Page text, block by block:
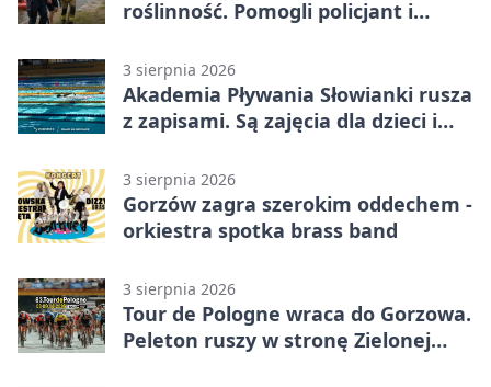
roślinność. Pomogli policjant i
3 sierpnia 2026
Akademia Pływania Słowianki rusza
z zapisami. Są zajęcia dla dzieci i
3 sierpnia 2026
Gorzów zagra szerokim oddechem -
orkiestra spotka brass band
3 sierpnia 2026
Tour de Pologne wraca do Gorzowa.
Peleton ruszy w stronę Zielonej